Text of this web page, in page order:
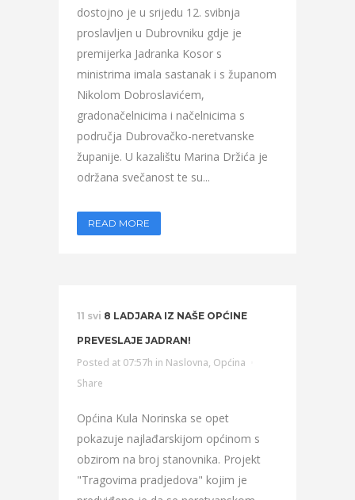
dostojno je u srijedu 12. svibnja
proslavljen u Dubrovniku gdje je
premijerka Jadranka Kosor s
ministrima imala sastanak i s županom
Nikolom Dobroslavićem,
gradonačelnicima i načelnicima s
područja Dubrovačko-neretvanske
županije. U kazalištu Marina Držića je
održana svečanost te su...
READ MORE
11 svi 8 LADJARA IZ NAŠE OPĆINE
PREVESLAJE JADRAN!
Posted at 07:57h in Naslovna, Općina
Share
Općina Kula Norinska se opet
pokazuje najlađarskijom općinom s
obzirom na broj stanovnika. Projekt
"Tragovima pradjedova" kojim je